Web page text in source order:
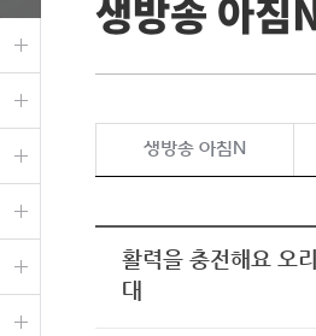
보은
옥천
테마기행 길
시청자 FLEX
특집프로그램
종영프로그램
우리 고
생방송 아침
생방송 아침N
활력을 충전해요 오
대